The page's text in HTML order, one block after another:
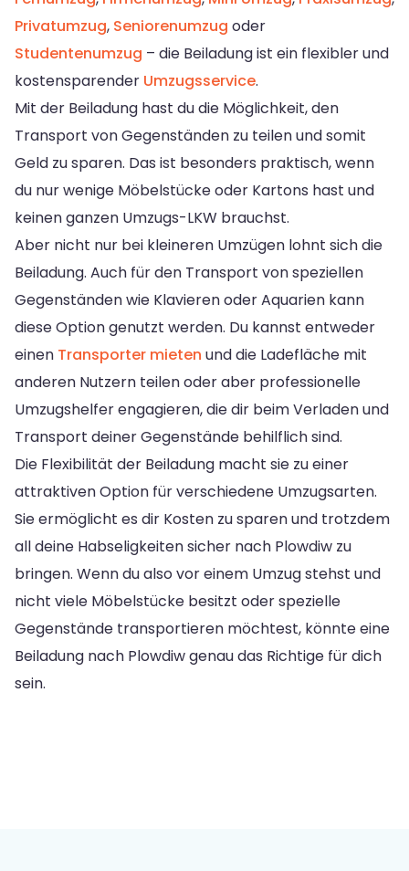
Privatumzug, Seniorenumzug oder
Studentenumzug – die Beiladung ist ein flexibler und
kostensparender Umzugsservice.
Mit der Beiladung hast du die Möglichkeit, den
Transport von Gegenständen zu teilen und somit
Geld zu sparen. Das ist besonders praktisch, wenn
du nur wenige Möbelstücke oder Kartons hast und
keinen ganzen Umzugs-LKW brauchst.
Aber nicht nur bei kleineren Umzügen lohnt sich die
Beiladung. Auch für den Transport von speziellen
Gegenständen wie Klavieren oder Aquarien kann
diese Option genutzt werden. Du kannst entweder
einen Transporter mieten und die Ladefläche mit
anderen Nutzern teilen oder aber professionelle
Umzugshelfer engagieren, die dir beim Verladen und
Transport deiner Gegenstände behilflich sind.
Die Flexibilität der Beiladung macht sie zu einer
attraktiven Option für verschiedene Umzugsarten.
Sie ermöglicht es dir Kosten zu sparen und trotzdem
all deine Habseligkeiten sicher nach Plowdiw zu
bringen. Wenn du also vor einem Umzug stehst und
nicht viele Möbelstücke besitzt oder spezielle
Gegenstände transportieren möchtest, könnte eine
Beiladung nach Plowdiw genau das Richtige für dich
sein.